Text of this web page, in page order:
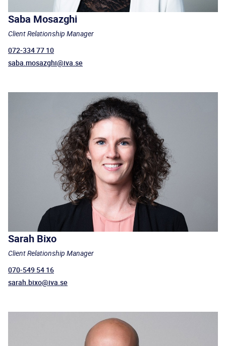
Saba Mosazghi
Client Relationship Manager
072-334 77 10
saba.mosazghi@iva.se
Sarah Bixo
Client Relationship Manager
070-549 54 16
sarah.bixo@iva.se